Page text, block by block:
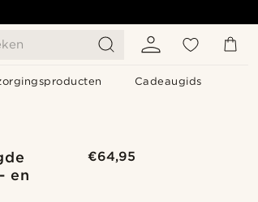
Cadeaugids
en
€64,95